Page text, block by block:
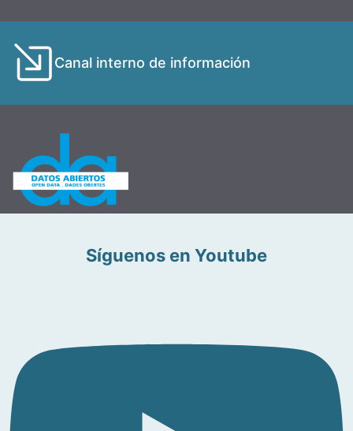
Canal interno de información
Síguenos en Youtube